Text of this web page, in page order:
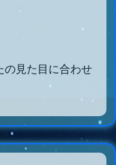
の見た目に合わせ